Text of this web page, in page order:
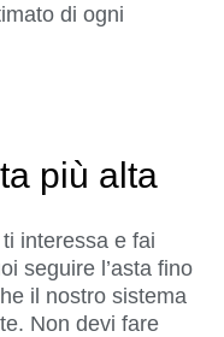
di ogni
più alta
interessa e fai
seguire l’asta fino
il nostro sistema
Non devi fare